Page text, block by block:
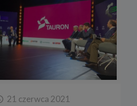
21 czerwca 2021